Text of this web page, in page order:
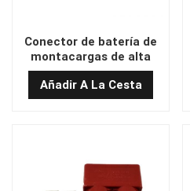
Conector de batería de
montacargas de alta
calidad SB175A
Añadir A La Cesta